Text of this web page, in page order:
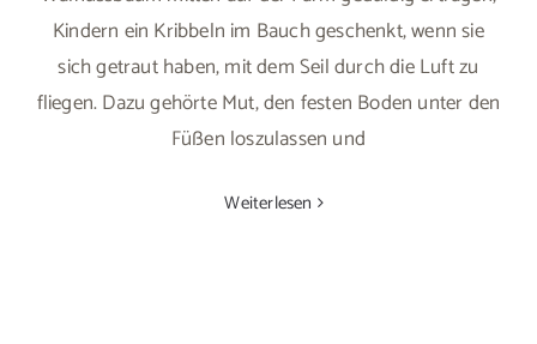
Kindern ein Kribbeln im Bauch geschenkt, wenn sie
sich getraut haben, mit dem Seil durch die Luft zu
fliegen. Dazu gehörte Mut, den festen Boden unter den
Füßen loszulassen und
Weiterlesen